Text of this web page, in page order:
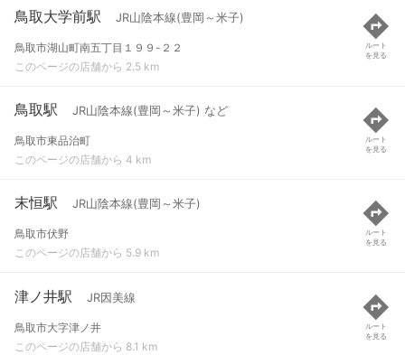
鳥取大学前駅 JR山陰本線(豊岡～米子)
鳥取市湖山町南五丁目１９９-２２
このページの店舗から 2.5 km
ルート
を見る
鳥取駅 JR山陰本線(豊岡～米子) など
鳥取市東品治町
このページの店舗から 4 km
ルート
を見る
末恒駅 JR山陰本線(豊岡～米子)
鳥取市伏野
このページの店舗から 5.9 km
ルート
を見る
津ノ井駅 JR因美線
鳥取市大字津ノ井
このページの店舗から 8.1 km
ルート
を見る